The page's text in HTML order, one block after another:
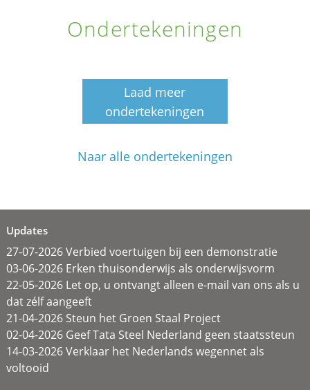
Ondertekeningen
Laad meer
ondertekeningen
Naar alle ondertekeningen
Updates
27-07-2026 Verbied voertuigen bij een demonstratie
03-06-2026 Erken thuisonderwijs als onderwijsvorm
22-05-2026 Let op, u ontvangt alleen e-mail van ons als u
dat zélf aangeeft
21-04-2026 Steun het Groen Staal Project
02-04-2026 Geef Tata Steel Nederland geen staatssteun
14-03-2026 Verklaar het Nederlands wegennet als
voltooid